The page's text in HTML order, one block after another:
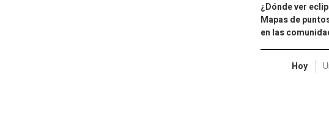
¿Dónde ver
Mapas de
en las
Hoy